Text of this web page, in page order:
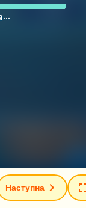
Наступна